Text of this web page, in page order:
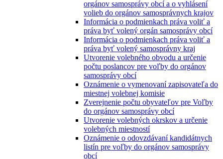
orgánov samosprávy obcí a o vyhlásení
volieb do orgánov samosprávnych krajov
Informácia o podmienkach práva voliť a
práva byť volený orgán samosprávy obcí
Informácia o podmienkach práva voliť a
práva byť volený samosprávny kraj
Utvorenie volebného obvodu a určenie
počtu poslancov pre voľby do orgánov
samosprávy obcí
Oznámenie o vymenovaní zapisovateľa do
miestnej volebnej komisie
Zverejnenie počtu obyvateľov pre Voľby
do orgánov samosprávy obcí
Utvorenie volebných okrskov a určenie
volebných miestností
Oznámenie o odovzdávaní kandidátnych
listín pre voľby do orgánov samosprávy
obcí